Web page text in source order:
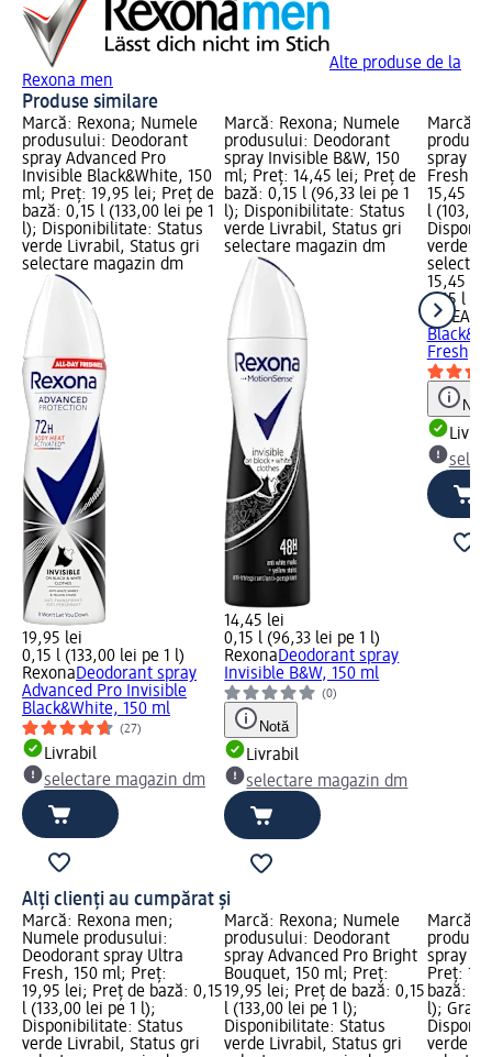
Alte produse de la
Rexona men
Produse similare
Marcă: Rexona; Numele
produsului: Deodorant
spray Advanced Pro
Invisible Black&White, 150
ml; Preț: 19,95 lei; Preț de
bază: 0,15 l (133,00 lei pe 1
l); Disponibilitate: Status
verde Livrabil, Status gri
selectare magazin dm
19,95 lei
0,15 l (133,00 lei pe 1 l)
RexonaDeodorant spray
Advanced Pro Invisible
Black&White, 150 ml
(27)
Livrabil
selectare magazin dm
Marcă: Rexona; Numele
produsului: Deodorant
spray Invisible B&W, 150
ml; Preț: 14,45 lei; Preț de
bază: 0,15 l (96,33 lei pe 1
l); Disponibilitate: Status
verde Livrabil, Status gri
selectare magazin dm
14,45 lei
0,15 l (96,33 lei pe 1 l)
RexonaDeodorant spray
Invisible B&W, 150 ml
(0)
Notă
Livrabil
selectare magazin dm
Marcă:
spray
Fresh,
15,45
l
verde
15,45 lei
0,15 l
NIVEA
Fresh,
Notă
Alți clienți au cumpărat și
Marcă: Rexona men;
Numele produsului:
Deodorant spray Ultra
Fresh, 150 ml; Preț:
19,95 lei; Preț de bază: 0,15
l (133,00 lei pe 1 l);
Disponibilitate: Status
verde Livrabil, Status gri
Marcă: Rexona; Numele
produsului: Deodorant
spray Advanced Pro Bright
Bouquet, 150 ml; Preț:
19,95 lei; Preț de bază: 0,15
l (133,00 lei pe 1 l);
Disponibilitate: Status
verde Livrabil, Status gri
Marcă:
spray
Preț:
bază:
l);
verde